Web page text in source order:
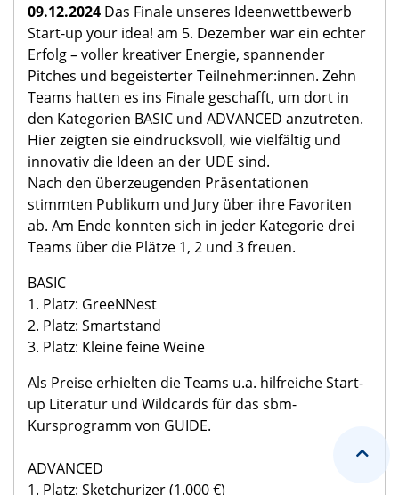
09.12.2024 Das Finale unseres Ideenwettbewerb
Start-up your idea! am 5. Dezember war ein echter
Erfolg – voller kreativer Energie, spannender
Pitches und begeisterter Teilnehmer:innen. Zehn
Teams hatten es ins Finale geschafft, um dort in
den Kategorien BASIC und ADVANCED anzutreten.
Hier zeigten sie eindrucksvoll, wie vielfältig und
innovativ die Ideen an der UDE sind.
Nach den überzeugenden Präsentationen
stimmten Publikum und Jury über ihre Favoriten
ab. Am Ende konnten sich in jeder Kategorie drei
Teams über die Plätze 1, 2 und 3 freuen.
BASIC
1. Platz: GreeNNest
2. Platz: Smartstand
3. Platz: Kleine feine Weine
Als Preise erhielten die Teams u.a. hilfreiche Start-
up Literatur und Wildcards für das sbm-
Kursprogramm von GUIDE.
ADVANCED
1. Platz: Sketchurizer (1.000 €)